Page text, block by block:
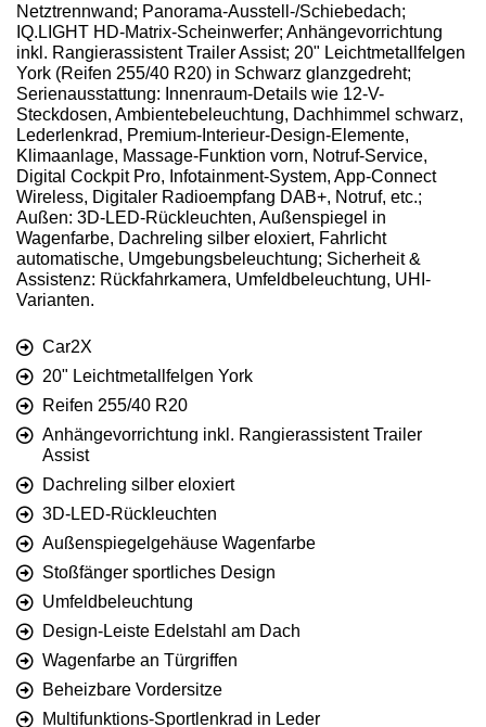
Netztrennwand; Panorama-Ausstell-/Schiebedach;
IQ.LIGHT HD-Matrix-Scheinwerfer; Anhängevorrichtung
inkl. Rangierassistent Trailer Assist; 20" Leichtmetallfelgen
York (Reifen 255/40 R20) in Schwarz glanzgedreht;
Serienausstattung: Innenraum-Details wie 12-V-
Steckdosen, Ambientebeleuchtung, Dachhimmel schwarz,
Lederlenkrad, Premium-Interieur-Design-Elemente,
Klimaanlage, Massage-Funktion vorn, Notruf-Service,
Digital Cockpit Pro, Infotainment-System, App-Connect
Wireless, Digitaler Radioempfang DAB+, Notruf, etc.;
Außen: 3D-LED-Rückleuchten, Außenspiegel in
Wagenfarbe, Dachreling silber eloxiert, Fahrlicht
automatische, Umgebungsbeleuchtung; Sicherheit &
Assistenz: Rückfahrkamera, Umfeldbeleuchtung, UHI-
Varianten.
Car2X
20" Leichtmetallfelgen York
Reifen 255/40 R20
Anhängevorrichtung inkl. Rangierassistent Trailer
Assist
Dachreling silber eloxiert
3D-LED-Rückleuchten
Außenspiegelgehäuse Wagenfarbe
Stoßfänger sportliches Design
Umfeldbeleuchtung
Design-Leiste Edelstahl am Dach
Wagenfarbe an Türgriffen
Beheizbare Vordersitze
Multifunktions-Sportlenkrad in Leder